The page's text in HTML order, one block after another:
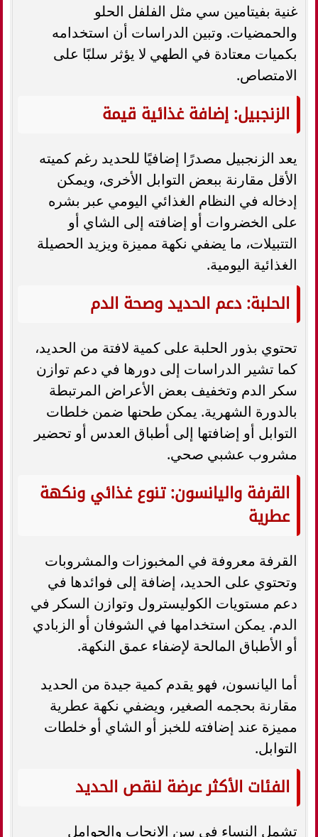
غنية بفيتامين سي مثل الفلفل الحلو
والحمضيات. وتبين الدراسات أن استخدامه
بكميات معتادة في الطهي لا يؤثر سلبًا على
الامتصاص.
الزنجبيل: إضافة غذائية قيمة
يعد الزنجبيل مصدرًا إضافيًا للحديد رغم كميته
الأقل مقارنة ببعض التوابل الأخرى، ويمكن
إدخاله في النظام الغذائي اليومي عبر بشره
على الخضروات أو إضافته إلى الشاي أو
التتبيلات، ما يضفي نكهة مميزة ويزيد الحصيلة
الغذائية اليومية.
الحلبة: دعم الحديد وصحة الدم
تحتوي بذور الحلبة على كمية لافتة من الحديد،
كما تشير الدراسات إلى دورها في دعم توازن
سكر الدم وتخفيف بعض الأعراض المرتبطة
بالدورة الشهرية. يمكن طحنها ضمن خلطات
التوابل أو إضافتها إلى أطباق العدس أو تحضير
مشروب عشبي صحي.
القرفة واليانسون: تنوع غذائي ونكهة
عطرية
القرفة معروفة في المخبوزات والمشروبات
وتحتوي على الحديد، إضافة إلى فوائدها في
دعم مستويات الكوليسترول وتوازن السكر في
الدم. يمكن استخدامها في الشوفان أو الزبادي
أو الأطباق المالحة لإضفاء عمق النكهة.
أما اليانسون، فهو يقدم كمية جيدة من الحديد
مقارنة بحجمه الصغير، ويضفي نكهة عطرية
مميزة عند إضافته للخبز أو الشاي أو خلطات
التوابل.
الفئات الأكثر عرضة لنقص الحديد
تشمل النساء في سن الإنجاب والحوامل